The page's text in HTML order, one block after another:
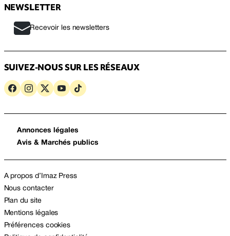
NEWSLETTER
Recevoir les newsletters
SUIVEZ-NOUS SUR LES RÉSEAUX
Annonces légales
Avis & Marchés publics
A propos d’Imaz Press
Nous contacter
Plan du site
Mentions légales
Préférences cookies